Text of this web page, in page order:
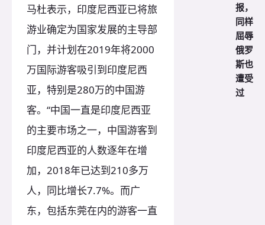
马杜表示，印度尼西亚已将旅
游业确定为国家发展的主导部
门，并计划在2019年将2000
万国际游客吸引到印度尼西
亚，特别是280万的中国游
客。“中国一直是印度尼西亚
的主要市场之一，中国游客到
印度尼西亚的人数逐年在增
加，2018年已达到210多万
人，同比增长7.7%。而广
东，包括东莞在内的游客一直
报，
同样
屈辱
俄罗
斯也
遭受
过